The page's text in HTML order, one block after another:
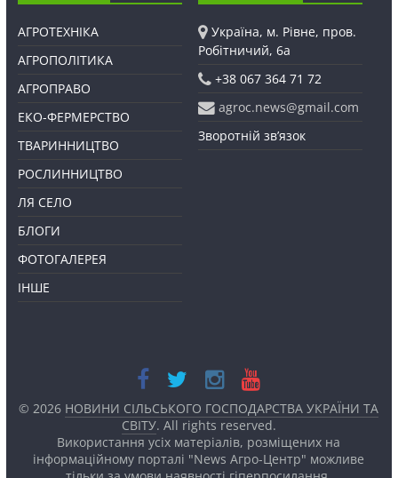
АГРОТЕХНІКА
АГРОПОЛІТИКА
АГРОПРАВО
ЕКО-ФЕРМЕРСТВО
ТВАРИННИЦТВО
РОСЛИННИЦТВО
ЛЯ СЕЛО
БЛОГИ
ФОТОГАЛЕРЕЯ
ІНШЕ
Україна, м. Рівне, пров.
Робітничий, 6а
+38 067 364 71 72
agroc.news@gmail.com
Зворотній зв’язок
© 2026 НОВИНИ СІЛЬСЬКОГО ГОСПОДАРСТВА УКРАЇНИ ТА
СВІТУ. All rights reserved.
Використання усіх матеріалів, розміщених на
інформаційному порталі "News Агро-Центр" можливе